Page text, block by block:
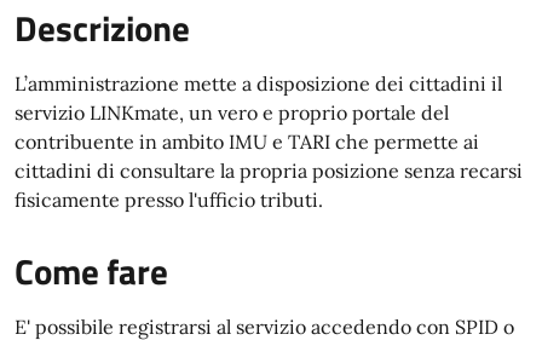
Descrizione
L’amministrazione mette a disposizione dei cittadini il
servizio LINKmate, un vero e proprio portale del
contribuente in ambito IMU e TARI che permette ai
cittadini di consultare la propria posizione senza recarsi
fisicamente presso l'ufficio tributi.
Come fare
E' possibile registrarsi al servizio accedendo con SPID o